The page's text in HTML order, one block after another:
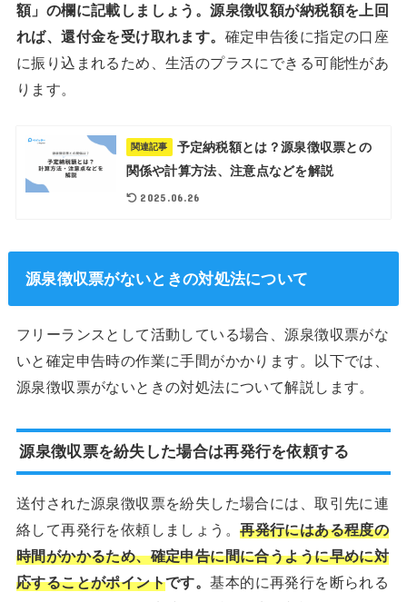
額」の欄に記載しましょう。源泉徴収額が納税額を上回
れば、還付金を受け取れます。 確定申告後に指定の口座
に振り込まれるため、生活のプラスにできる可能性があ
ります。
関連記事
予定納税額とは？源泉徴収票との
関係や計算方法、注意点などを解説
2025.06.26
源泉徴収票がないときの対処法について
フリーランスとして活動している場合、源泉徴収票がな
いと確定申告時の作業に手間がかかります。以下では、
源泉徴収票がないときの対処法について解説します。
源泉徴収票を紛失した場合は再発行を依頼する
送付された源泉徴収票を紛失した場合には、取引先に連
絡して再発行を依頼しましょう。再発行にはある程度の
時間がかかるため、確定申告に間に合うように早めに対
応することがポイントです。基本的に再発行を断られる